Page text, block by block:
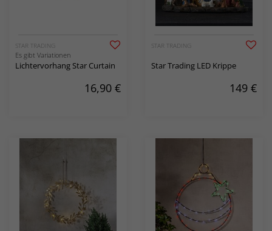
STAR TRADING
Es gibt Variationen
Lichtervorhang Star Curtain
16,90 €
STAR TRADING
Star Trading LED Krippe
149 €